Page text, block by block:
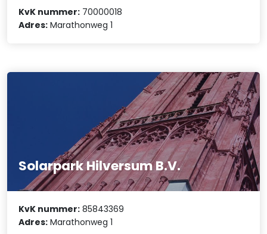
KvK nummer: 70000018
Adres: Marathonweg 1
Solarpark Hilversum B.V.
KvK nummer: 85843369
Adres: Marathonweg 1